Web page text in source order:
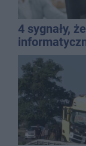
4 sygnały,